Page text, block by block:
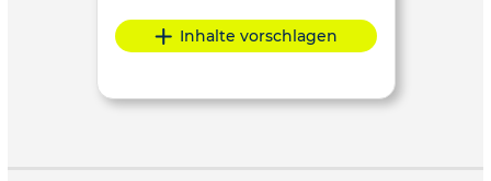
Inhalte vorschlagen